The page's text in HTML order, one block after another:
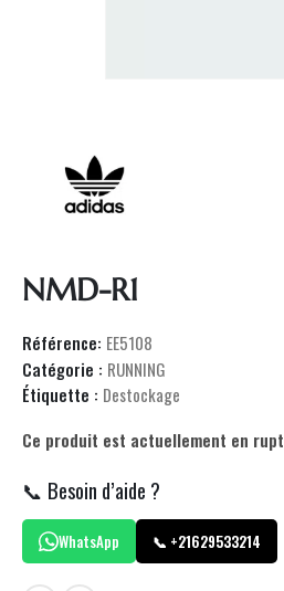
NMD-R1
Référence: EE5108
Catégorie : RUNNING
Étiquette : Destockage
Ce produit est actuellement en
📞 Besoin d’aide ?
WhatsApp 📞 +21629533214